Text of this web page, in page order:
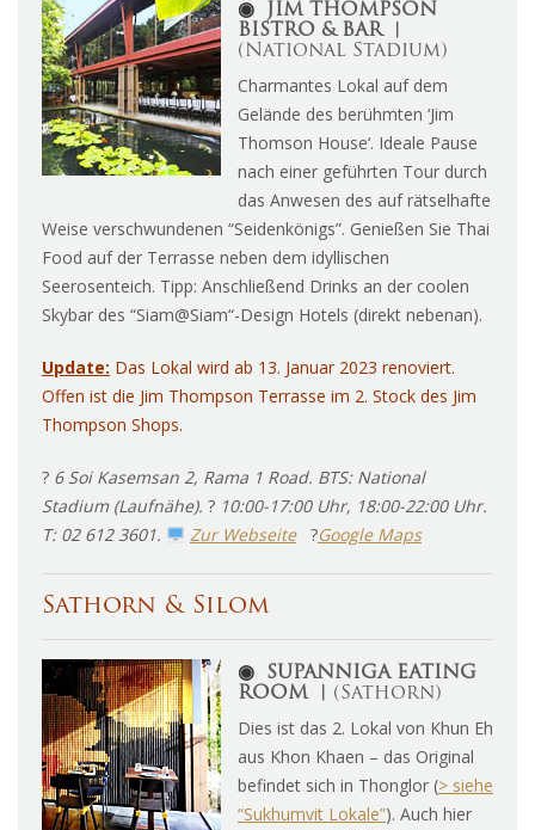
◉
JIM THOMPSON
BISTRO & BAR ︱
(National Stadium)
Charmantes Lokal auf dem
Gelände des berühmten ‘Jim
Thomson House‘. Ideale Pause
nach einer geführten Tour durch
das Anwesen des auf rätselhafte
Weise verschwundenen “Seidenkönigs”. Genießen Sie Thai
Food auf der Terrasse neben dem idyllischen
Seerosenteich. Tipp: Anschließend Drinks an der coolen
Skybar des “Siam@Siam“-Design Hotels (direkt nebenan).
Update: Das Lokal wird ab 13. Januar 2023 renoviert.
Offen ist die Jim Thompson Terrasse im 2. Stock des Jim
Thompson Shops.
? 6 Soi Kasemsan 2, Rama 1 Road. BTS: National
Stadium (Laufnähe). ? 10:00-17:00 Uhr, 18:00-22:00 Uhr.
T: 02 612 3601.
Zur Webseite ?Google Maps
Sathorn & Silom
◉ SUPANNIGA EATING
ROOM ︱ (Sathorn)
Dies ist das 2. Lokal von Khun Eh
aus Khon Khaen – das Original
befindet sich in Thonglor (> siehe
“Sukhumvit Lokale”). Auch hier